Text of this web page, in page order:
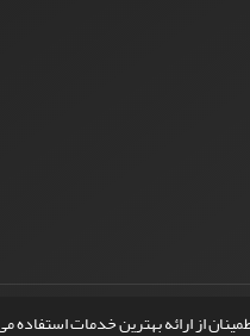
از ارائه بهترین خدمات استفاده
طراحی و پیاده سازی ازسیناوب